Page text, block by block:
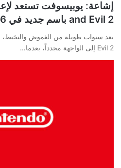
and Evil 2 باسم جديد في TGA 2026
Evil 2 إلى الواجهة مجدداً، بعدما…